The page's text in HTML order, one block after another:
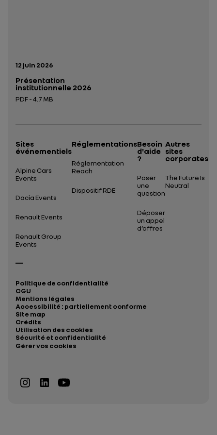
Date de publication:
12 juin 2026
Présentation
institutionnelle 2026
PDF - 4.7 MB
Sites
événementiels
Alpine Cars
Events
Dacia Events
Renault Events
Renault Group
Events
Réglementations
Réglementation
Reach
Dispositif RDE
Besoin
d'aide
?
Poser
une
question
Déposer
un appel
d’offres
Autres
sites
corporates
The Future Is
Neutral
Politique de confidentialité
CGU
Mentions légales
Accessibilité : partiellement conforme
Site map
Crédits
Utilisation des cookies
Sécurité et confidentialité
Gérer vos cookies